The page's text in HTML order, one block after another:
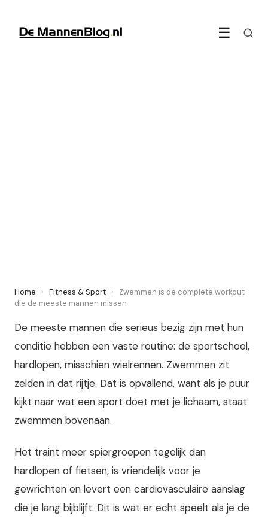
☰
Home › Fitness & Sport ›
Zwemmen is de complete workout
die de meeste mannen missen
De meeste mannen die serieus bezig zijn met hun
conditie hebben een vaste routine: de sportschool,
hardlopen, misschien wielrennen. Zwemmen zit
zelden in dat rijtje. Dat is opvallend, want als je puur
kijkt naar wat een sport doet met je lichaam, staat
zwemmen bovenaan.
Het traint meer spiergroepen tegelijk dan
hardlopen of fietsen, is vriendelijk voor je
gewrichten en levert een cardiovasculaire aanslag
die je lang bijblijft. Dit is wat er echt speelt als je de